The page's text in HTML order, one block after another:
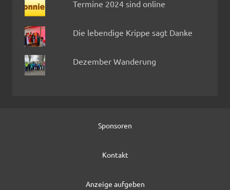
Termine 2024 sind online
Die lebendige Krippe sagt Danke
Dezember Wanderung
Sponsoren
Kontakt
Anzeige aufgeben